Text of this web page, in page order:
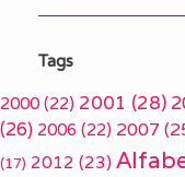
Tags
2000 (22) 2001 (28)
(26) 2006 (22) 2007
(17) 2012 (23)